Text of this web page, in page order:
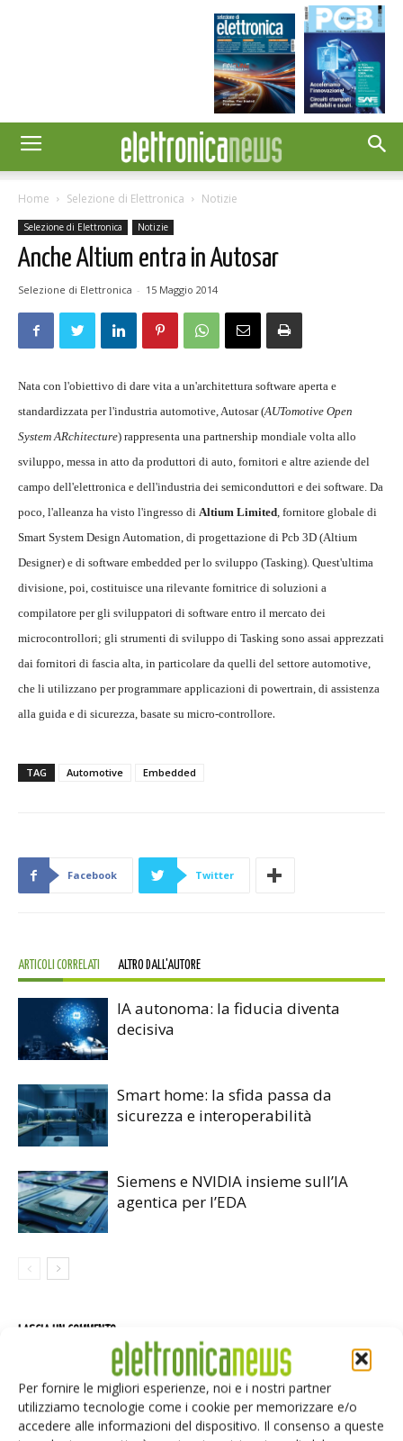
Per fornire le migliori esperienze, noi e i nostri partner
utilizziamo tecnologie come i cookie per memorizzare e/o
accedere alle informazioni del dispositivo. Il consenso a queste
Home Selezione di Elettronica Notizie
Selezione di Elettronica Notizie
Anche Altium entra in Autosar
Selezione di Elettronica - 15 Maggio 2014
Nata con l'obiettivo di dare vita a un'architettura software aperta e
standardizzata per l'industria automotive, Autosar (AUTomotive Open
System ARchitecture) rappresenta una partnership mondiale volta allo
sviluppo, messa in atto da produttori di auto, fornitori e altre aziende del
campo dell'elettronica e dell'industria dei semiconduttori e dei software. Da
poco, l'alleanza ha visto l'ingresso di Altium Limited, fornitore globale di
Smart System Design Automation, di progettazione di Pcb 3D (Altium
Designer) e di software embedded per lo sviluppo (Tasking). Quest'ultima
divisione, poi, costituisce una rilevante fornitrice di soluzioni a
compilatore per gli sviluppatori di software entro il mercato dei
microcontrollori; gli strumenti di sviluppo di Tasking sono assai apprezzati
dai fornitori di fascia alta, in particolare da quelli del settore automotive,
che li utilizzano per programmare applicazioni di powertrain, di assistenza
alla guida e di sicurezza, basate su micro-controllore.
TAG Automotive Embedded
Facebook Twitter
ARTICOLI CORRELATI ALTRO DALL'AUTORE
IA autonoma: la fiducia diventa
decisiva
Smart home: la sfida passa da
sicurezza e interoperabilità
Siemens e NVIDIA insieme sull’IA
agentica per l’EDA
LASCIA UN COMMENTO